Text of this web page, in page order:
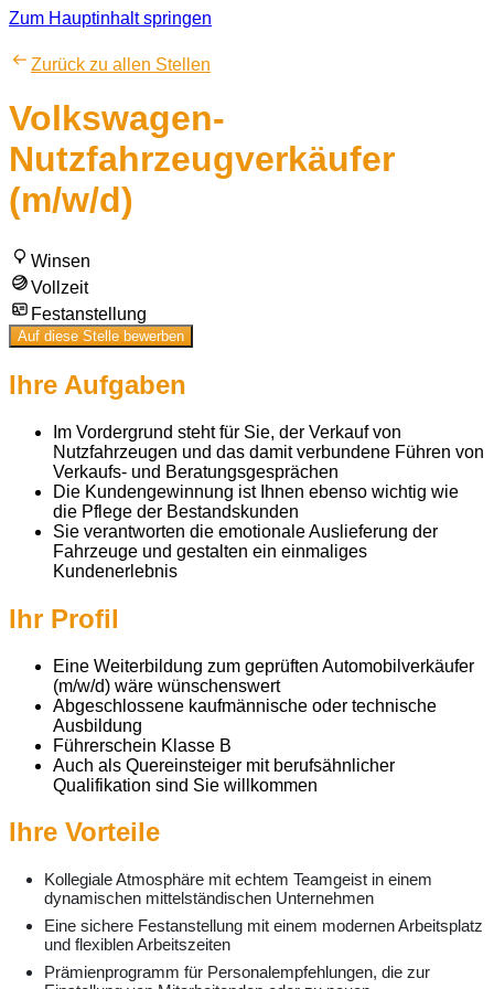
Zum Hauptinhalt springen
Zurück zu allen Stellen
Volkswagen-
Nutzfahrzeugverkäufer
(m/w/d)
Winsen
Vollzeit
Festanstellung
Auf diese Stelle bewerben
Ihre Aufgaben
Im Vordergrund steht für Sie, der Verkauf von
Nutzfahrzeugen und das damit verbundene Führen von
Verkaufs- und Beratungsgesprächen
Die Kundengewinnung ist Ihnen ebenso wichtig wie
die Pflege der Bestandskunden
Sie verantworten die emotionale Auslieferung der
Fahrzeuge und gestalten ein einmaliges
Kundenerlebnis
Ihr Profil
Eine Weiterbildung zum geprüften Automobilverkäufer
(m/w/d) wäre wünschenswert
Abgeschlossene kaufmännische oder technische
Ausbildung
Führerschein Klasse B
Auch als Quereinsteiger mit berufsähnlicher
Qualifikation sind Sie willkommen
Ihre Vorteile
Kollegiale Atmosphäre mit echtem Teamgeist in einem
dynamischen mittelständischen Unternehmen
Eine sichere Festanstellung mit einem modernen Arbeitsplatz
und flexiblen Arbeitszeiten
Prämienprogramm für Personalempfehlungen, die zur